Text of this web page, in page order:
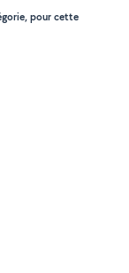
pour cette